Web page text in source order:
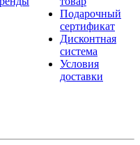
Подарочный
сертификат
Дисконтная
система
Условия
доставки